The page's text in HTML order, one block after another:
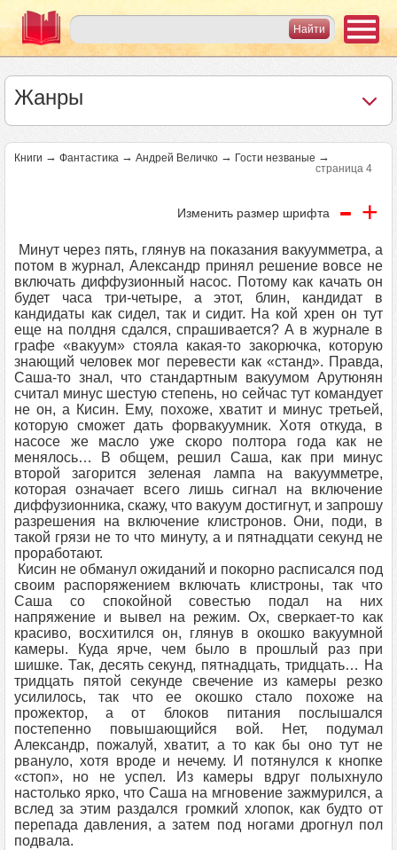
Жанры
Книги → Фантастика → Андрей Величко → Гости незваные →
страница 4
Изменить размер шрифта - +
Минут через пять, глянув на показания вакуумметра, а
потом в журнал, Александр принял решение вовсе не
включать диффузионный насос. Потому как качать он
будет часа три-четыре, а этот, блин, кандидат в
кандидаты как сидел, так и сидит. На кой хрен он тут
еще на полдня сдался, спрашивается? А в журнале в
графе «вакуум» стояла какая-то закорючка, которую
знающий человек мог перевести как «станд». Правда,
Саша-то знал, что стандартным вакуумом Арутюнян
считал минус шестую степень, но сейчас тут командует
не он, а Кисин. Ему, похоже, хватит и минус третьей,
которую сможет дать форвакуумник. Хотя откуда, в
насосе же масло уже скоро полтора года как не
менялось… В общем, решил Саша, как при минус
второй загорится зеленая лампа на вакуумметре,
которая означает всего лишь сигнал на включение
диффузионника, скажу, что вакуум достигнут, и запрошу
разрешения на включение клистронов. Они, поди, в
такой грязи не то что минуту, а и пятнадцати секунд не
проработают.
Кисин не обманул ожиданий и покорно расписался под
своим распоряжением включать клистроны, так что
Саша со спокойной совестью подал на них
напряжение и вывел на режим. Ох, сверкает-то как
красиво, восхитился он, глянув в окошко вакуумной
камеры. Куда ярче, чем было в прошлый раз при
шишке. Так, десять секунд, пятнадцать, тридцать… На
тридцать пятой секунде свечение из камеры резко
усилилось, так что ее окошко стало похоже на
прожектор, а от блоков питания послышался
постепенно повышающийся вой. Нет, подумал
Александр, пожалуй, хватит, а то как бы оно тут не
рвануло, хотя вроде и нечему. И потянулся к кнопке
«стоп», но не успел. Из камеры вдруг полыхнуло
настолько ярко, что Саша на мгновение зажмурился, а
вслед за этим раздался громкий хлопок, как будто от
перепада давления, а затем под ногами дрогнул пол
подвала.